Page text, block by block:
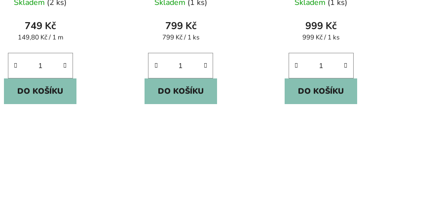
Skladem (2 ks)
749 Kč
Měrná
149,80 Kč / 1 m
DO KOŠÍKU
Skladem (1 ks)
799 Kč
Měrná
799 Kč / 1 ks
DO KOŠÍKU
Skladem (1 ks)
999 Kč
Měrná
999 Kč / 1 ks
DO KOŠÍKU